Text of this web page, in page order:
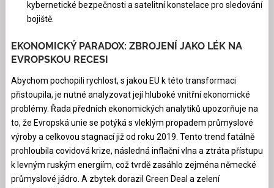
kybernetické bezpečnosti a satelitní konstelace pro sledování
bojiště.
EKONOMICKÝ PARADOX: ZBROJENÍ JAKO LÉK NA
EVROPSKOU RECESI
Abychom pochopili rychlost, s jakou EU k této transformaci
přistoupila, je nutné analyzovat její hluboké vnitřní ekonomické
problémy. Řada předních ekonomických analytiků upozorňuje na
to, že Evropská unie se potýká s vleklým propadem průmyslové
výroby a celkovou stagnací již od roku 2019. Tento trend fatálně
prohloubila covidová krize, následná inflační vlna a ztráta přístupu
k levným ruským energiím, což tvrdě zasáhlo zejména německé
průmyslové jádro. A zbytek dorazil Green Deal a zelení